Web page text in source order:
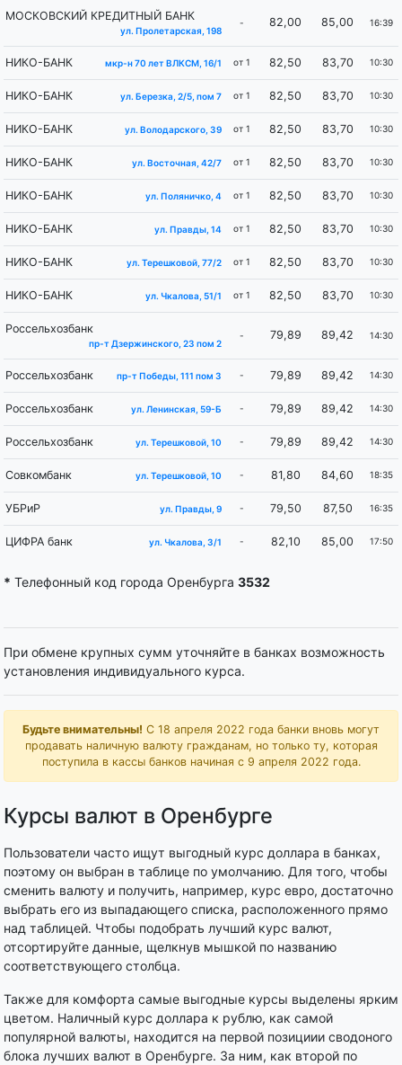
МОСКОВСКИЙ КРЕДИТНЫЙ БАНК
ул. Пролетарская, 198
- 82,00 85,00 16:39
НИКО-БАНК мкр-н 70 лет ВЛКСМ, 16/1 от 1 82,50 83,70 10:30
НИКО-БАНК ул. Березка, 2/5, пом 7 от 1 82,50 83,70 10:30
НИКО-БАНК ул. Володарского, 39 от 1 82,50 83,70 10:30
НИКО-БАНК ул. Восточная, 42/7 от 1 82,50 83,70 10:30
НИКО-БАНК ул. Поляничко, 4 от 1 82,50 83,70 10:30
НИКО-БАНК ул. Правды, 14 от 1 82,50 83,70 10:30
НИКО-БАНК ул. Терешковой, 77/2 от 1 82,50 83,70 10:30
НИКО-БАНК ул. Чкалова, 51/1 от 1 82,50 83,70 10:30
Россельхозбанк
пр-т Дзержинского, 23 пом 2
- 79,89 89,42 14:30
Россельхозбанк пр-т Победы, 111 пом 3 - 79,89 89,42 14:30
Россельхозбанк ул. Ленинская, 59-Б - 79,89 89,42 14:30
Россельхозбанк ул. Терешковой, 10 - 79,89 89,42 14:30
Совкомбанк ул. Терешковой, 10 - 81,80 84,60 18:35
УБРиР ул. Правды, 9 - 79,50 87,50 16:35
ЦИФРА банк ул. Чкалова, 3/1 - 82,10 85,00 17:50
* Телефонный код города Оренбурга 3532
При обмене крупных сумм уточняйте в банках возможность
установления индивидуального курса.
Будьте внимательны! С 18 апреля 2022 года банки вновь могут
продавать наличную валюту гражданам, но только ту, которая
поступила в кассы банков начиная с 9 апреля 2022 года.
Курсы валют в Оренбурге
Пользователи часто ищут выгодный курс доллара в банках,
поэтому он выбран в таблице по умолчанию. Для того, чтобы
сменить валюту и получить, например, курс евро, достаточно
выбрать его из выпадающего списка, расположенного прямо
над таблицей. Чтобы подобрать лучший курс валют,
отсортируйте данные, щелкнув мышкой по названию
соответствующего столбца.
Также для комфорта самые выгодные курсы выделены ярким
цветом. Наличный курс доллара к рублю, как самой
популярной валюты, находится на первой позициии сводоного
блока лучших валют в Оренбурге. За ним, как второй по